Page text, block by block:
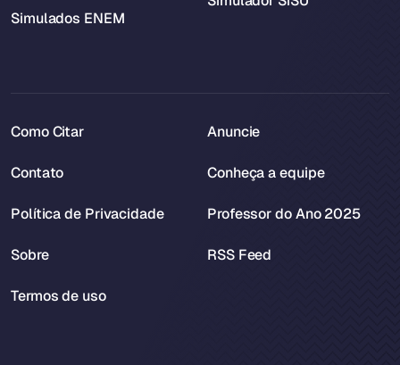
Simulados ENEM
Como Citar
Contato
Política de Privacidade
Sobre
Termos de uso
Anuncie
Conheça a equipe
Professor do Ano 2025
RSS Feed